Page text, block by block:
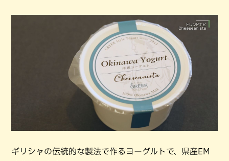
ギリシャの伝統的な製法で作るヨーグルトで、県産EM